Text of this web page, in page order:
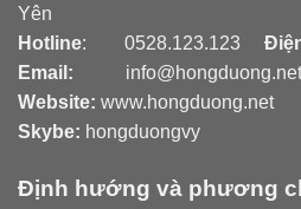
Yên
Hotline: 0528.123.123
Email:
info@hongduong.net
Website: www.hongduong.net
Skybe: hongduongvy
Định hướng và phương